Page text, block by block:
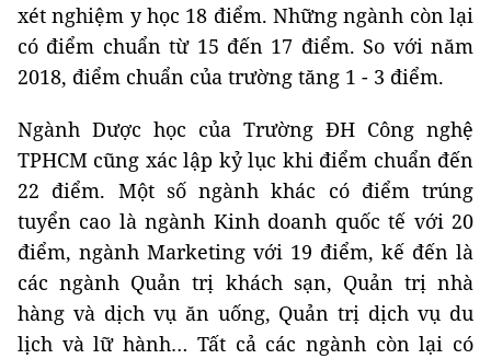
xét nghiệm y học 18 điểm. Những ngành còn lại
có điểm chuẩn từ 15 đến 17 điểm. So với năm
2018, điểm chuẩn của trường tăng 1 - 3 điểm.
Ngành Dược học của Trường ĐH Công nghệ
TPHCM cũng xác lập kỷ lục khi điểm chuẩn đến
22 điểm. Một số ngành khác có điểm trúng
tuyển cao là ngành Kinh doanh quốc tế với 20
điểm, ngành Marketing với 19 điểm, kế đến là
các ngành Quản trị khách sạn, Quản trị nhà
hàng và dịch vụ ăn uống, Quản trị dịch vụ du
lịch và lữ hành… Tất cả các ngành còn lại có